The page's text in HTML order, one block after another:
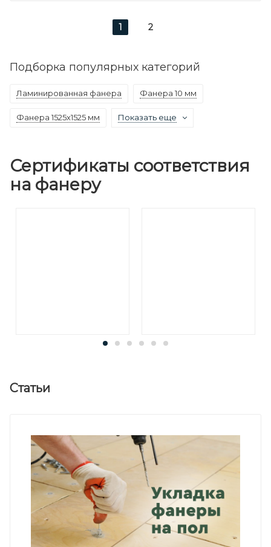
1 2
Подборка популярных категорий
Ламинированная фанера Фанера 10 мм
Фанера 1525х1525 мм Показать еще
Сертификаты соответствия
на фанеру
Статьи